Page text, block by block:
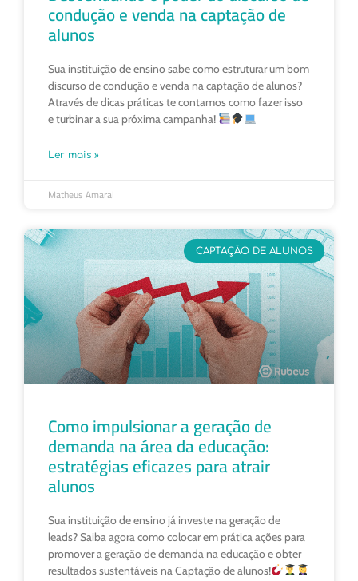
condução e venda na captação de
alunos
Sua instituição de ensino sabe como estruturar um bom
discurso de condução e venda na captação de alunos?
Através de dicas práticas te contamos como fazer isso
e turbinar a sua próxima campanha!
Ler mais »
Matheus Amaral
CAPTAÇÃO DE ALUNOS
Como impulsionar a geração de
demanda na área da educação:
estratégias eficazes para atrair
alunos
Sua instituição de ensino já investe na geração de
leads? Saiba agora como colocar em prática ações para
promover a geração de demanda na educação e obter
resultados sustentáveis na Captação de alunos!